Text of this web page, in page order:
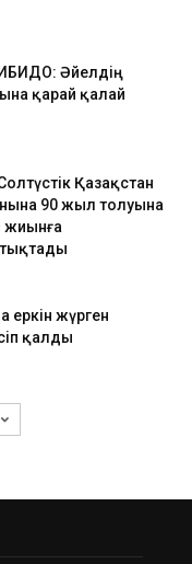
Әйелдің
қарай қалай
Қазақстан
90 жыл толуына
жиынға
еркін жүрген
қалды